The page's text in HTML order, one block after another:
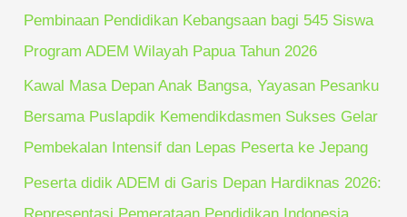
h
f
Pembinaan Pendidikan Kebangsaan bagi 545 Siswa
Program ADEM Wilayah Papua Tahun 2026
Kawal Masa Depan Anak Bangsa, Yayasan Pesanku
Bersama Puslapdik Kemendikdasmen Sukses Gelar
Pembekalan Intensif dan Lepas Peserta ke Jepang
Peserta didik ADEM di Garis Depan Hardiknas 2026:
Representasi Pemerataan Pendidikan Indonesia